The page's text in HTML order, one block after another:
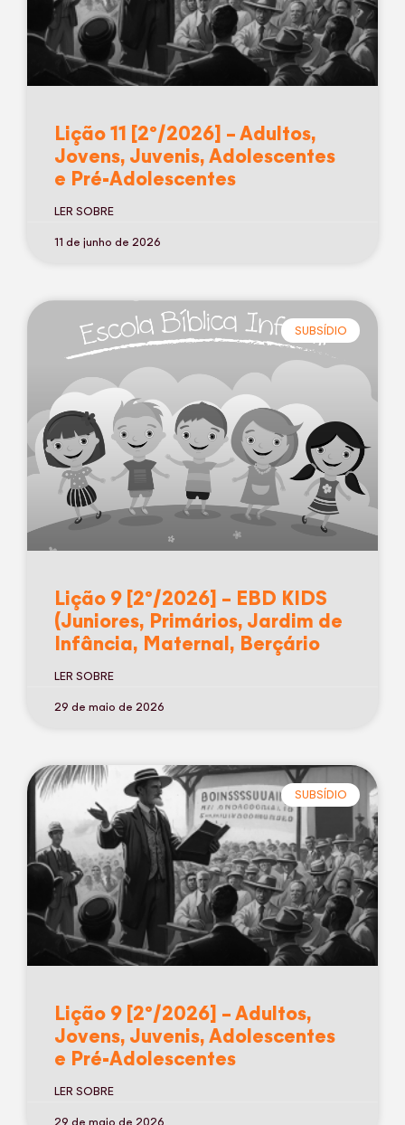
Lição 11 [2º/2026] – Adultos,
Jovens, Juvenis, Adolescentes
e Pré-Adolescentes
LER SOBRE
11 de junho de 2026
SUBSÍDIO
Lição 9 [2º/2026] – EBD KIDS
(Juniores, Primários, Jardim de
Infância, Maternal, Berçário
LER SOBRE
29 de maio de 2026
SUBSÍDIO
Lição 9 [2º/2026] – Adultos,
Jovens, Juvenis, Adolescentes
e Pré-Adolescentes
LER SOBRE
29 de maio de 2026